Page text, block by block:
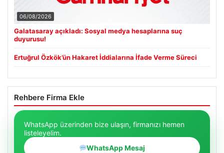
06/08/2026
Galatasaray açıkladı: Sosyal medya hesaplarına suç
duyurusu!
Ertuğrul Özkök’ün Hakaret İddialarına İfade Verme Süreci
Rehbere Firma Ekle
WhatsApp üzerinden bize ulaşın, firmanızı hemen
listeleyelim.
WhatsApp Mesaj